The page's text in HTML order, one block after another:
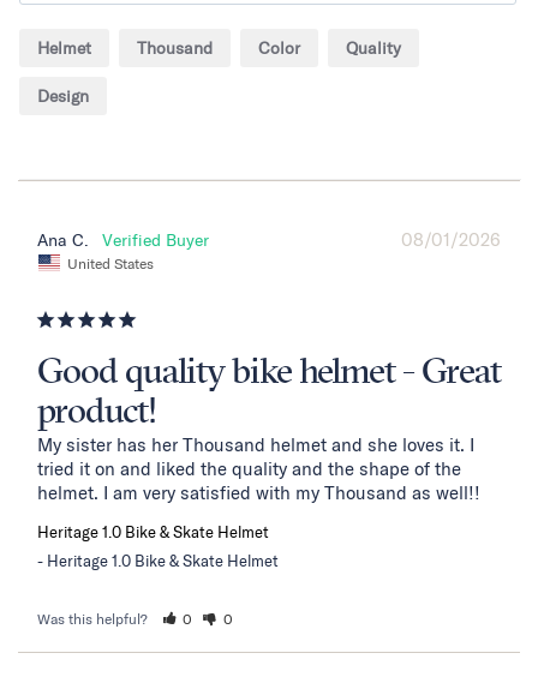
Helmet Thousand Color Quality
Design
08/01/2026
Ana C.
United States
Good quality bike helmet - Great
product!
My sister has her Thousand helmet and she loves it. I
tried it on and liked the quality and the shape of the
helmet. I am very satisfied with my Thousand as well!!
Heritage 1.0 Bike & Skate Helmet
Heritage 1.0 Bike & Skate Helmet
Was this helpful? 0 0